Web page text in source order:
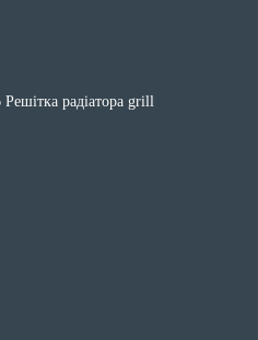
радіатора grill